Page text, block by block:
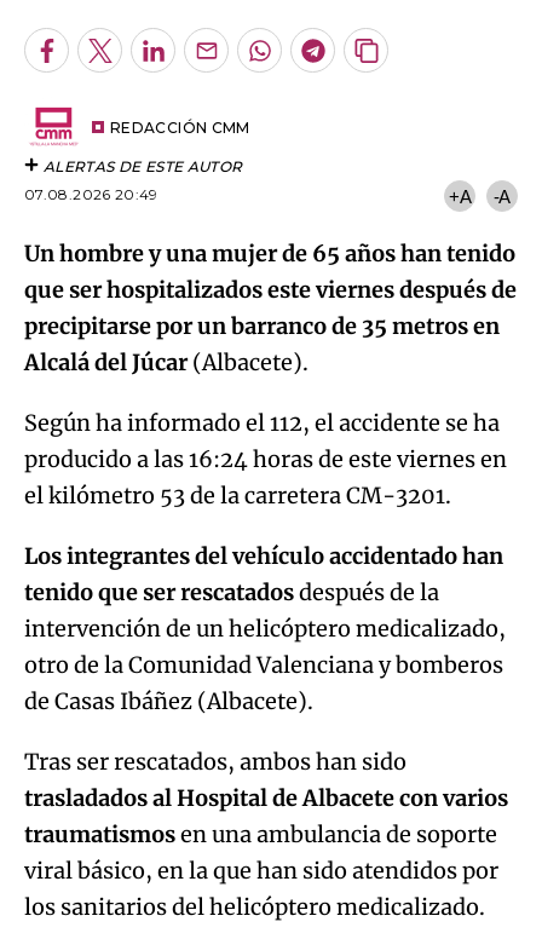
Facebook
TwitterLinkedInEnviarWhatsapp
Telegram
Copiar
REDACCIÓN CMM
ALERTAS DE ESTE AUTOR
07.08.2026 20:49
+A -A
Un hombre y una mujer de 65 años han tenido
que ser hospitalizados este viernes después de
precipitarse por un barranco de 35 metros en
Alcalá del Júcar(Albacete).
Según ha informado el 112, el accidente se ha
producido a las 16:24 horas de este viernes en
el kilómetro 53 de la carretera CM-3201.
Los integrantes del vehículo accidentado han
tenido que ser rescatadosdespués de la
intervención de un helicóptero medicalizado,
otro de la Comunidad Valenciana y bomberos
de Casas Ibáñez (Albacete).
Tras ser rescatados, ambos han sido
trasladados al Hospital de Albacete con varios
traumatismosen una ambulancia de soporte
viral básico, en la que han sido atendidos por
los sanitarios del helicóptero medicalizado.